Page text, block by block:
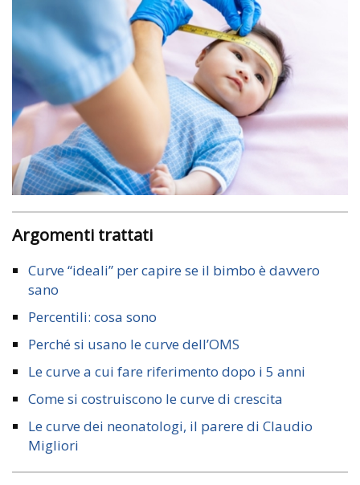
Argomenti trattati
Curve “ideali” per capire se il bimbo è davvero
sano
Percentili: cosa sono
Perché si usano le curve dell’OMS
Le curve a cui fare riferimento dopo i 5 anni
Come si costruiscono le curve di crescita
Le curve dei neonatologi, il parere di Claudio
Migliori